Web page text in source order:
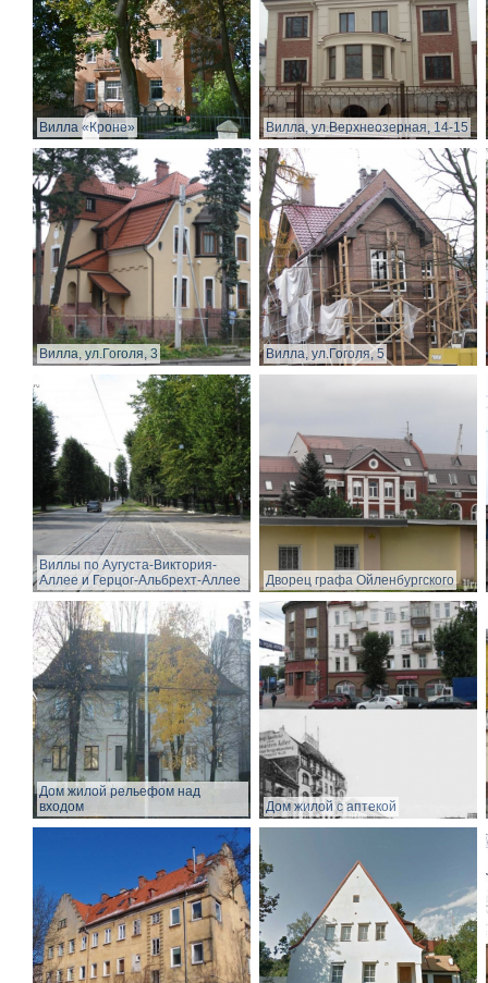
Вилла «Кроне» Вилла, ул.Верхнеозерная, 14-15
Вилла, ул.Гоголя, 3 Вилла, ул.Гоголя, 5
Виллы по Аугуста-Виктория-
Аллее и Герцог-Альбрехт-Аллее
Дворец графа Ойленбургского
Дом жилой рельефом над
входом
Дом жилой с аптекой